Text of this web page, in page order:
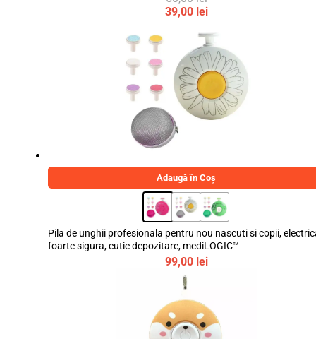
Prețul
fost:
50,00 lei.
39,00 lei
curent
este:
39,00 lei.
Adaugă în Coș
Pila de unghii profesionala pentru nou nascuti si copii,
foarte sigura, cutie depozitare, mediLOGIC™
99,00 lei